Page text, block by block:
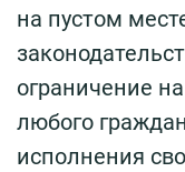
на пустом
ограничение
любого
исполнения